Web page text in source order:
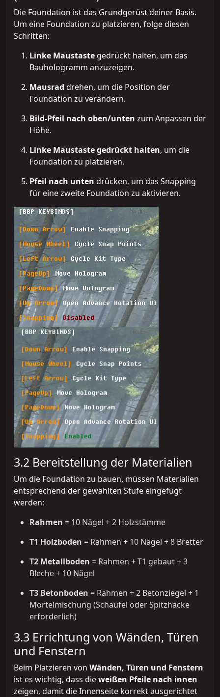
Die Foundation ist das Grundgerüst deiner Basis.
Um eine Foundation zu platzieren, folge diesen
Schritten:
Linke Maustaste gedrückt halten, um das
Bauhologramm anzuzeigen.
Mausrad drehen, um die Position der
Foundation zu verändern.
Bild-Pfeil nach oben/unten zum Anpassen der
Höhe.
Linke Maustaste gedrückt halten, um die
Foundation zu platzieren.
Pfeil nach unten drücken, um das Snapping
für eine zweite Foundation zu aktivieren.
3.2 Bereitstellung der Materialien
Um die Foundation zu bauen, müssen Materialien
entsprechend der gewählten Stufe eingefügt
werden:
Rahmen = 10 Nägel + 2 Holzstämme
T1 Holzboden = Rahmen + 10 Nägel + 8 Bretter
T2 Metallboden = Rahmen + T1 gebaut + 3
Bleche + 10 Nägel
T3 Betonboden = Rahmen + 2 Betonziegel + 1
Mörtelmischung (Schaufel oder Spitzhacke
erforderlich)
3.3 Errichtung von Wänden, Türen
und Fenstern
Beim Platzieren von Wänden, Türen und Fenstern
ist es wichtig, dass dieweißen Pfeile nach innen
zeigen, damit die Innenseite korrekt ausgerichtet